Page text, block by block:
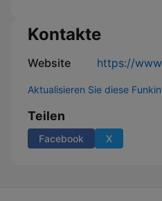
Kontakte
Website https://
Aktualisieren Sie diese
Teilen
Facebook X